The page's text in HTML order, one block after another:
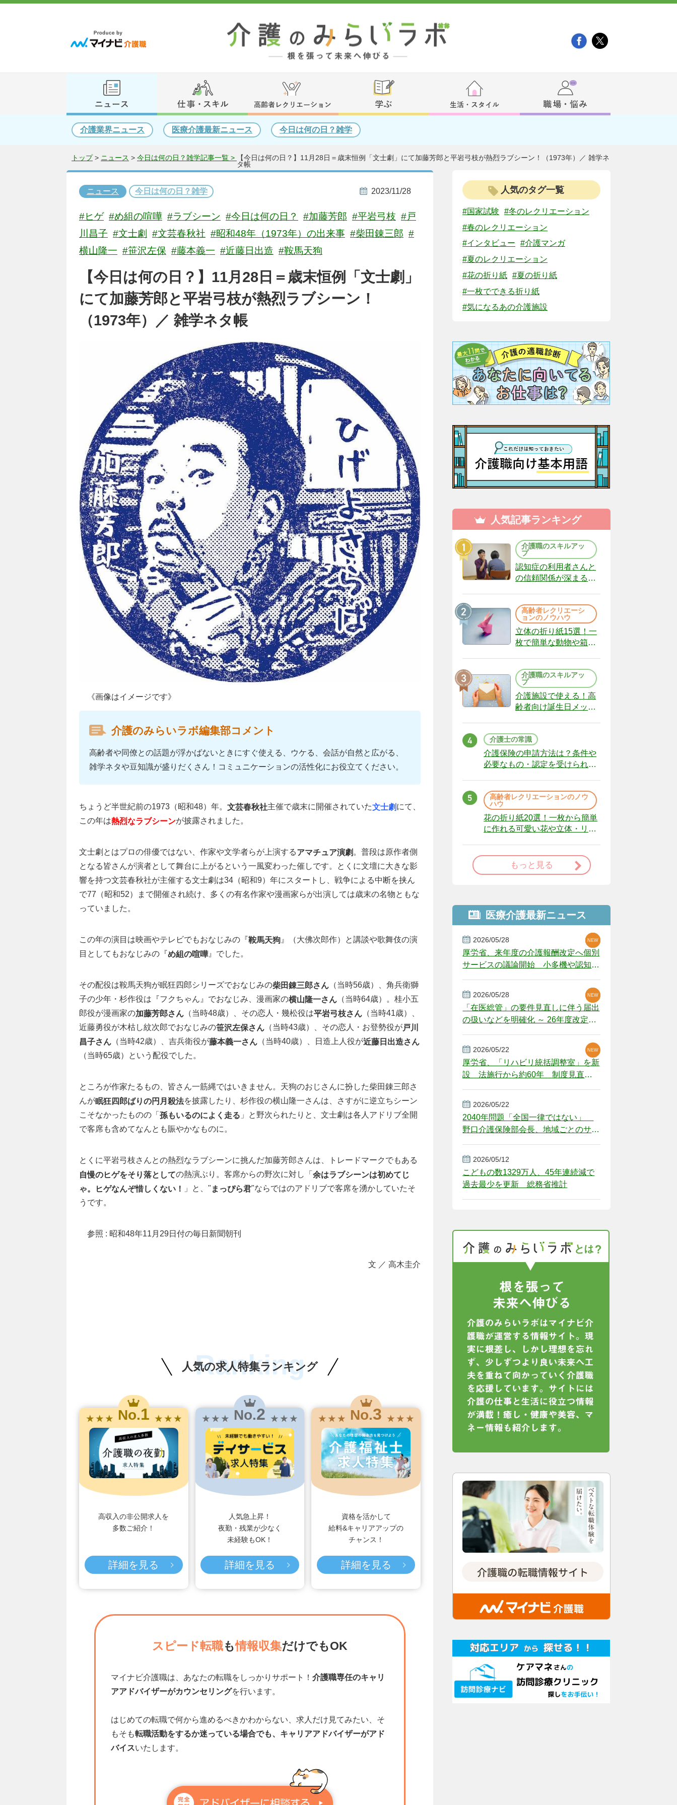
介護業界ニュース 医療介護最新ニュース 今日は何の日？雑学
トップ> ニュース > 今日は何の日？雑学記事一覧 >
【今日は何の日？】11月28日＝歳末恒例「文士劇」にて加藤芳郎と平岩弓枝が熱烈ラブシーン！（1973年）／ 雑学ネ
タ帳
ニュース 今日は何の日？雑学 2023/11/28
#ヒゲ #め組の喧嘩 #ラブシーン #今日は何の日？ #加藤芳郎 #平岩弓枝 #戸
川昌子 #文士劇 #文芸春秋社 #昭和48年（1973年）の出来事 #柴田錬三郎 #
横山隆一 #笹沢左保 #藤本義一 #近藤日出造 #鞍馬天狗
【今日は何の日？】11月28日＝歳末恒例「文士劇」
にて加藤芳郎と平岩弓枝が熱烈ラブシーン！
（1973年）／ 雑学ネタ帳
《画像はイメージです》
介護のみらいラボ編集部コメント
高齢者や同僚との話題が浮かばないときにすぐ使える、ウケる、会話が自然と広がる、
雑学ネタや豆知識が盛りだくさん！コミュニケーションの活性化にお役立てください。
ちょうど半世紀前の1973（昭和48）年。 文芸春秋社主催で歳末に開催されていた文士劇 にて、
この年は熱烈なラブシーンが披露されました。
文士劇とはプロの俳優ではない、作家や文学者らが上演するアマチュア演劇 。普段は原作者側
となる皆さんが演者として舞台に上がるという一風変わった催しです。とくに文壇に大きな影
響を持つ文芸春秋社が主催する文士劇は34（昭和9）年にスタートし、戦争による中断を挟ん
で77（昭和52）まで開催され続け、多くの有名作家や漫画家らが出演しては歳末の名物ともな
っていました。
この年の演目は映画やテレビでもおなじみの『鞍馬天狗 』（大佛次郎作）と講談や歌舞伎の演
目としてもおなじみの『め組の喧嘩』でした。
その配役は鞍馬天狗が眠狂四郎シリーズでおなじみの柴田錬三郎さん （当時56歳）、角兵衛獅
子の少年・杉作役は『フクちゃん』でおなじみ、漫画家の横山隆一さん （当時64歳）。桂小五
郎役が漫画家の加藤芳郎さん （当時48歳）、その恋人・幾松役は平岩弓枝さん （当時41歳）、
近藤勇役が木枯し紋次郎でおなじみの笹沢左保さん （当時43歳）、その恋人・お登勢役が戸川
昌子さん （当時42歳）、吉兵衛役が藤本義一さん （当時40歳）、日造上人役が近藤日出造さん
（当時65歳）という配役でした。
ところが作家たるもの、皆さん一筋縄ではいきません。天狗のおじさんに扮した柴田錬三郎さ
んが眠狂四郎ばりの円月殺法を披露したり、杉作役の横山隆一さんは、さすがに逆立ちシーン
こそなかったものの「 孫もいるのによく走る 」と野次られたりと、文士劇は各人アドリブ全開
で客席も含めてなんとも賑やかなものに。
とくに平岩弓枝さんとの熱烈なラブシーンに挑んだ加藤芳郎さんは、トレードマークでもある
自慢のヒゲをそり落としての熱演ぶり。客席からの野次に対し「 余はラブシーンは初めてじ
ゃ。ヒゲなんぞ惜しくない！
」と、" まっぴら君"ならではのアドリブで客席を湧かしていたそ
うです。
参照 : 昭和48年11月29日付の毎日新聞朝刊
文 ／ 高木圭介
人気の求人特集ランキング
Ranking
★ ★ ★ No.1 ★ ★ ★
高収入の非公開求人を
多数ご紹介！
詳細を見る
★ ★ ★ No.2 ★ ★ ★
人気急上昇！
夜勤・残業が少なく
未経験もOK！
詳細を見る
★ ★ ★ No.3 ★ ★ ★
資格を活かして
給料&キャリアアップの
チャンス！
詳細を見る
スピード転職も情報収集だけでもOK
マイナビ介護職は、あなたの転職をしっかりサポート！ 介護職専任のキャリ
アアドバイザーがカウンセリングを行います。
はじめての転職で何から進めるべきかわからない、求人だけ見てみたい、そ
もそも転職活動をするか迷っている場合でも、キャリアアドバイザーがアド
バイスいたします。
人気のタグ一覧
#国家試験
#冬のレクリエーション
#春のレクリエーション
#インタビュー
#介護マンガ
#夏のレクリエーション
#花の折り紙 #夏の折り紙
#一枚でできる折り紙
#気になるあの介護施設
人気記事ランキング
介護職のスキルアッ
プ
認知症の利用者さんと
の信頼関係が深まる声
（22）
高齢者レクリエーシ
ョンのノウハウ
立体の折り紙15選！一
枚で簡単な動物や箱、
介護職のスキルアッ
プ
介護施設で使える！高
齢者向け誕生日メッセ
介護士の常識
介護保険の申請方法は？条件や
必要なもの・認定を受けられな
高齢者レクリエーションのノウ
ハウ
花の折り紙20選！一枚から簡単
に作れる可愛い花や立体・リー
もっと見る
医療介護最新ニュース
2026/05/28
厚労省、来年度の介護報酬改定へ個別
サービスの議論開始 小多機や認知症
NEW
NEW
NEW
2026/05/28
「在医総管」の要件見直しに伴う届出
の扱いなどを明確化 ～ 26年度改定疑
NEW
NEW
2026/05/22
厚労省、「リハビリ統括調整室」を新
設 法施行から約60年 制度見直し
NEW
2026/05/22
2040年問題「全国一律ではない」
野口介護保険部会長、地域ごとのサー
2026/05/12
こどもの数1329万人、45年連続減で
過去最少を更新 総務省推計